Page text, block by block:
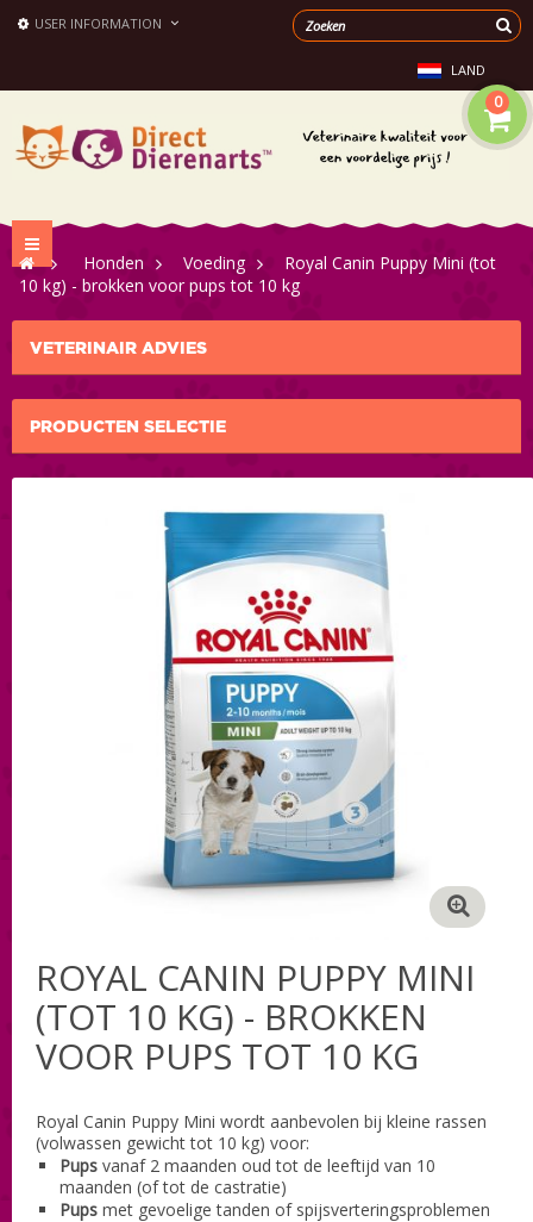
USER INFORMATION
LAND
0
Toggle
navigation
> Honden > Voeding >
Royal Canin Puppy Mini (tot
10 kg) - brokken voor pups tot 10 kg
VETERINAIR ADVIES
PRODUCTEN SELECTIE
ROYAL CANIN PUPPY MINI
(TOT 10 KG) - BROKKEN
VOOR PUPS TOT 10 KG
Royal Canin Puppy Mini wordt aanbevolen bij kleine rassen
(volwassen gewicht tot 10 kg) voor:
Pups vanaf 2 maanden oud tot de leeftijd van 10
maanden (of tot de castratie)
Pups met gevoelige tanden of spijsverteringsproblemen